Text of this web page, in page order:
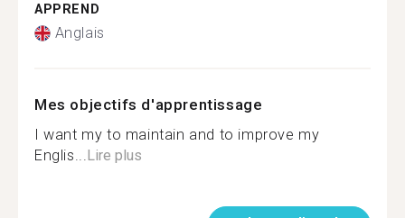
APPREND
Anglais
Mes objectifs d'apprentissage
I want my to maintain and to improve my
Englis...Lire plus